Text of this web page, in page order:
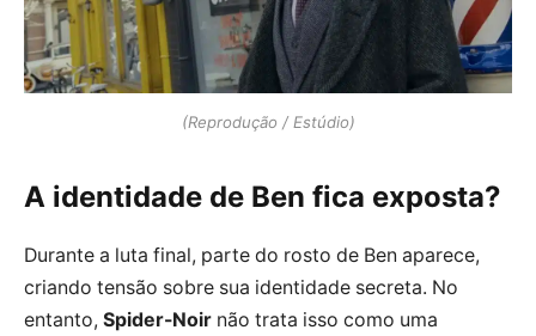
(Reprodução / Estúdio)
A identidade de Ben fica exposta?
Durante a luta final, parte do rosto de Ben aparece,
criando tensão sobre sua identidade secreta. No
entanto, Spider-Noir não trata isso como uma